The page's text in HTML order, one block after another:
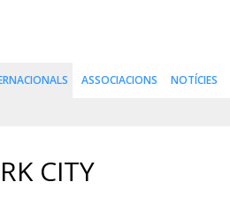
ASSOCIACIONS NOTÍCIES
CITY